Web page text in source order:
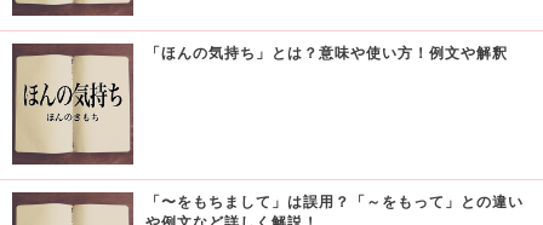
「ほんの気持ち」とは？意味や使い方！例文や解釈
「〜をもちまして」は誤用？「～をもって」との違い